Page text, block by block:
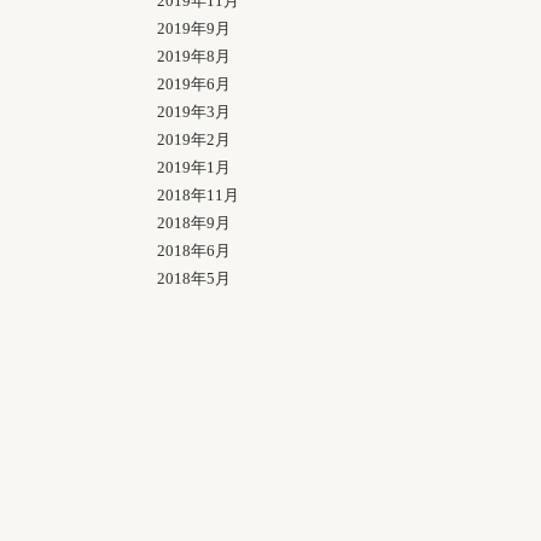
2019年9月
2019年8月
2019年6月
2019年3月
2019年2月
2019年1月
2018年11月
2018年9月
2018年6月
2018年5月